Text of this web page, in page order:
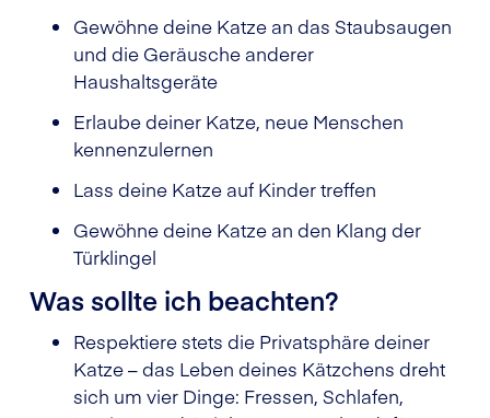
Gewöhne deine Katze an das Staubsaugen
und die Geräusche anderer
Haushaltsgeräte
Erlaube deiner Katze, neue Menschen
kennenzulernen
Lass deine Katze auf Kinder treffen
Gewöhne deine Katze an den Klang der
Türklingel
Was sollte ich beachten?
Respektiere stets die Privatsphäre deiner
Katze – das Leben deines Kätzchens dreht
sich um vier Dinge: Fressen, Schlafen,